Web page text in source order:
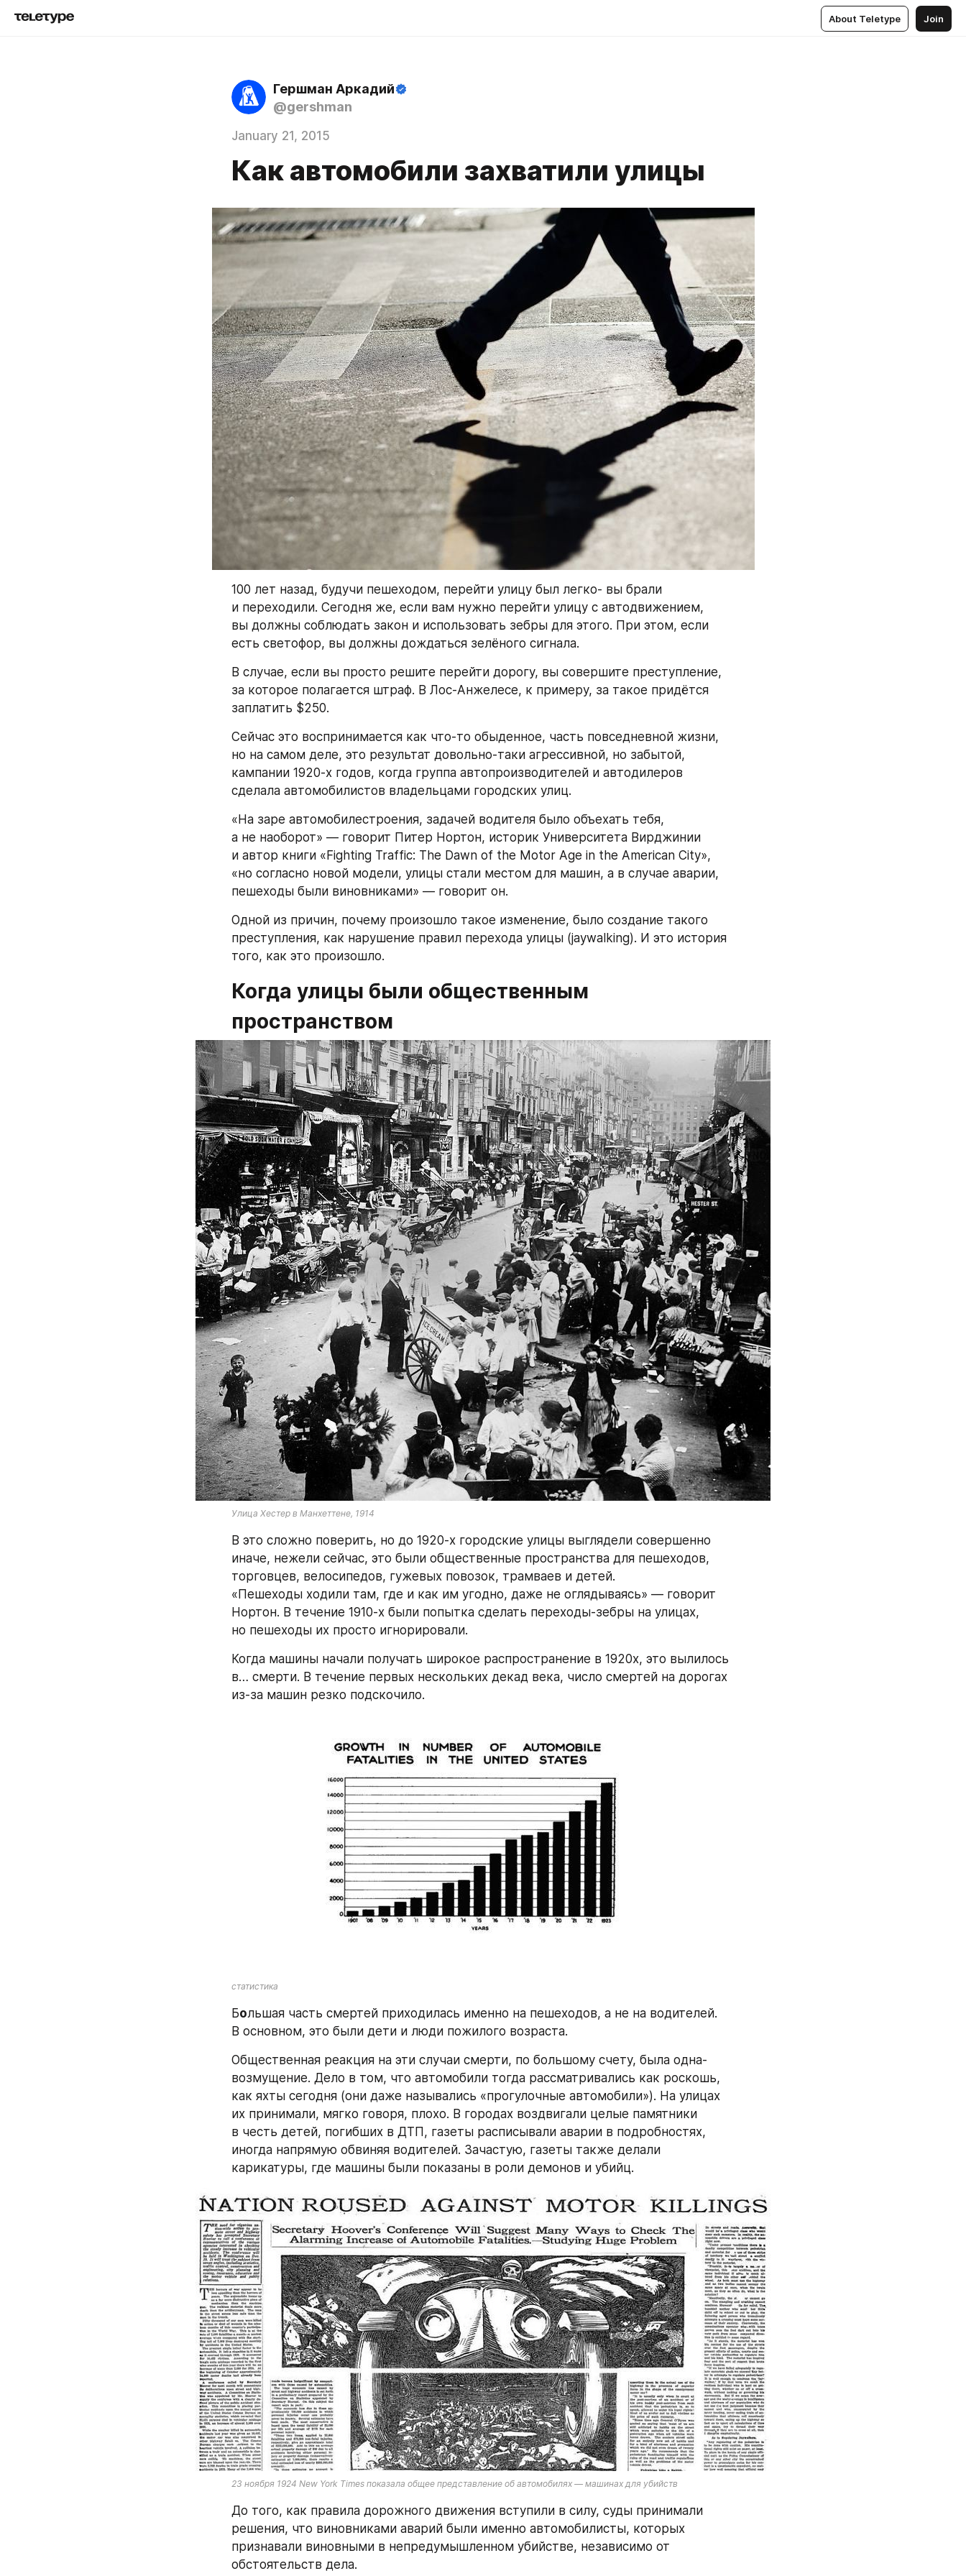
About Teletype Join
Гершман Аркадий
@gershman
January 21, 2015
Как автомобили захватили улицы
100 лет назад, будучи пешеходом, перейти улицу был легко- вы брали
и переходили. Сегодня же, если вам нужно перейти улицу с автодвижением,
вы должны соблюдать закон и использовать зебры для этого. При этом, если
есть светофор, вы должны дождаться зелёного сигнала.
В случае, если вы просто решите перейти дорогу, вы совершите преступление,
за которое полагается штраф. В Лос-Анжелесе, к примеру, за такое придётся
заплатить $250.
Сейчас это воспринимается как что-то обыденное, часть повседневной жизни,
но на самом деле, это результат довольно-таки агрессивной, но забытой,
кампании 1920-х годов, когда группа автопроизводителей и автодилеров
сделала автомобилистов владельцами городских улиц.
«На заре автомобилестроения, задачей водителя было объехать тебя,
а не наоборот» — говорит Питер Нортон, историк Университета Вирджинии
и автор книги «Fighting Traffic: The Dawn of the Motor Age in the American City»,
«но согласно новой модели, улицы стали местом для машин, а в случае аварии,
пешеходы были виновниками» — говорит он.
Одной из причин, почему произошло такое изменение, было создание такого
преступления, как нарушение правил перехода улицы (jaywalking). И это история
того, как это произошло.
Когда улицы были общественным
пространством
Улица Хестер в Манхеттене, 1914
В это сложно поверить, но до 1920-х городские улицы выглядели совершенно
иначе, нежели сейчас, это были общественные пространства для пешеходов,
торговцев, велосипедов, гужевых повозок, трамваев и детей.
«Пешеходы ходили там, где и как им угодно, даже не оглядываясь» — говорит
Нортон. В течение 1910-х были попытка сделать переходы-зебры на улицах,
но пешеходы их просто игнорировали.
Когда машины начали получать широкое распространение в 1920х, это вылилось
в… смерти. В течение первых нескольких декад века, число смертей на дорогах
из-за машин резко подскочило.
статистика
Большая часть смертей приходилась именно на пешеходов, а не на водителей.
В основном, это были дети и люди пожилого возраста.
Общественная реакция на эти случаи смерти, по большому счету, была одна-
возмущение. Дело в том, что автомобили тогда рассматривались как роскошь,
как яхты сегодня (они даже назывались «прогулочные автомобили»). На улицах
их принимали, мягко говоря, плохо. В городах воздвигали целые памятники
в честь детей, погибших в ДТП, газеты расписывали аварии в подробностях,
иногда напрямую обвиняя водителей. Зачастую, газеты также делали
карикатуры, где машины были показаны в роли демонов и убийц.
23 ноября 1924 New York Times показала общее представление об автомобилях — машинах для убийств
До того, как правила дорожного движения вступили в силу, суды принимали
решения, что виновниками аварий были именно автомобилисты, которых
признавали виновными в непредумышленном убийстве, независимо от
обстоятельств дела.